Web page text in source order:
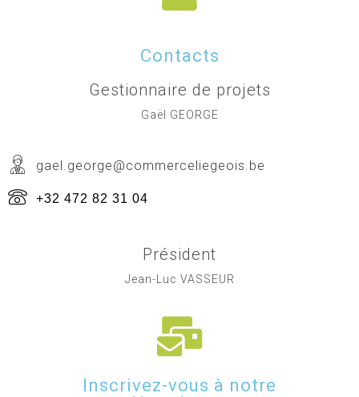
Contacts
Gestionnaire de projets
Gaël GEORGE
gael.george@commerceliegeois.be
+32 472 82 31 04
Président
Jean-Luc VASSEUR
Inscrivez-vous à notre